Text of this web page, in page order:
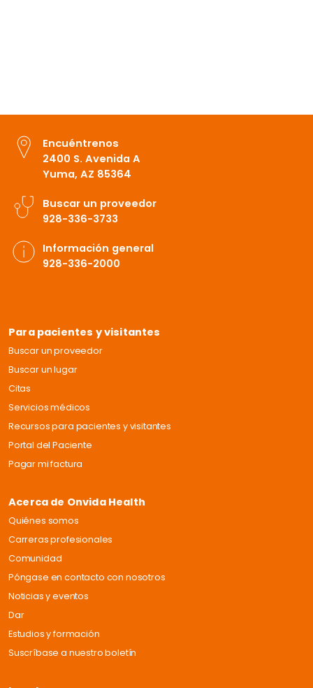
Encuéntrenos
2400 S. Avenida A
Yuma, AZ 85364
Buscar un proveedor
928-336-3733
Información general
928-336-2000
Para pacientes y visitantes
Buscar un proveedor
Buscar un lugar
Citas
Servicios médicos
Recursos para pacientes y visitantes
Portal del Paciente
Pagar mi factura
Acerca de Onvida Health
Quiénes somos
Carreras profesionales
Comunidad
Póngase en contacto con nosotros
Noticias y eventos
Dar
Estudios y formación
Suscríbase a nuestro boletín